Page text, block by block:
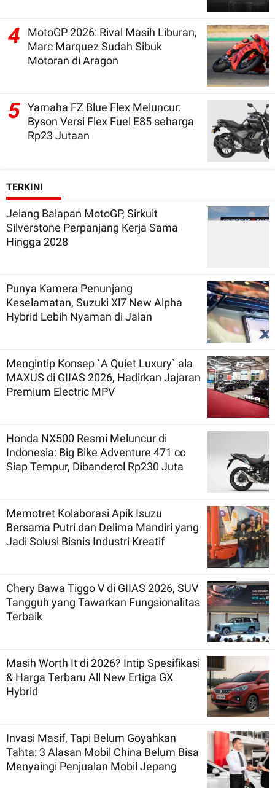
4
MotoGP 2026: Rival Masih Liburan,
Marc Marquez Sudah Sibuk
Motoran di Aragon
5 Yamaha FZ Blue Flex Meluncur:
Byson Versi Flex Fuel E85 seharga
Rp23 Jutaan
TERKINI
Jelang Balapan MotoGP, Sirkuit
Silverstone Perpanjang Kerja Sama
Hingga 2028
Punya Kamera Penunjang
Keselamatan, Suzuki Xl7 New Alpha
Hybrid Lebih Nyaman di Jalan
Mengintip Konsep `A Quiet Luxury` ala
MAXUS di GIIAS 2026, Hadirkan Jajaran
Premium Electric MPV
Honda NX500 Resmi Meluncur di
Indonesia: Big Bike Adventure 471 cc
Siap Tempur, Dibanderol Rp230 Juta
Memotret Kolaborasi Apik Isuzu
Bersama Putri dan Delima Mandiri yang
Jadi Solusi Bisnis Industri Kreatif
Chery Bawa Tiggo V di GIIAS 2026, SUV
Tangguh yang Tawarkan Fungsionalitas
Terbaik
Masih Worth It di 2026? Intip Spesifikasi
& Harga Terbaru All New Ertiga GX
Hybrid
Invasi Masif, Tapi Belum Goyahkan
Tahta: 3 Alasan Mobil China Belum Bisa
Menyaingi Penjualan Mobil Jepang